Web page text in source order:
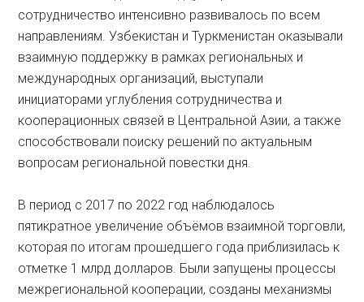
сотрудничество интенсивно развивалось по всем
направлениям. Узбекистан и Туркменистан оказывали
взаимную поддержку в рамках региональных и
международных организаций, выступали
инициаторами углубления сотрудничества и
кооперационных связей в Центральной Азии, а также
способствовали поиску решений по актуальным
вопросам региональной повестки дня.
В период с 2017 по 2022 год наблюдалось
пятикратное увеличение объёмов взаимной торговли,
которая по итогам прошедшего года приблизилась к
отметке 1 млрд долларов. Были запущены процессы
межрегиональной кооперации, созданы механизмы